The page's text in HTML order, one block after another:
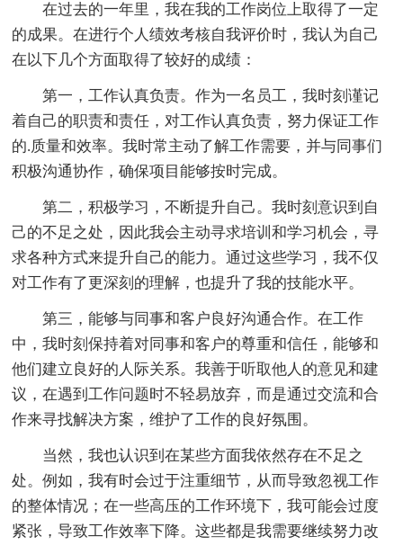
在过去的一年里，我在我的工作岗位上取得了一定
的成果。在进行个人绩效考核自我评价时，我认为自己
在以下几个方面取得了较好的成绩：
第一，工作认真负责。作为一名员工，我时刻谨记
着自己的职责和责任，对工作认真负责，努力保证工作
的.质量和效率。我时常主动了解工作需要，并与同事们
积极沟通协作，确保项目能够按时完成。
第二，积极学习，不断提升自己。我时刻意识到自
己的不足之处，因此我会主动寻求培训和学习机会，寻
求各种方式来提升自己的能力。通过这些学习，我不仅
对工作有了更深刻的理解，也提升了我的技能水平。
第三，能够与同事和客户良好沟通合作。在工作
中，我时刻保持着对同事和客户的尊重和信任，能够和
他们建立良好的人际关系。我善于听取他人的意见和建
议，在遇到工作问题时不轻易放弃，而是通过交流和合
作来寻找解决方案，维护了工作的良好氛围。
当然，我也认识到在某些方面我依然存在不足之
处。例如，我有时会过于注重细节，从而导致忽视工作
的整体情况；在一些高压的工作环境下，我可能会过度
紧张，导致工作效率下降。这些都是我需要继续努力改